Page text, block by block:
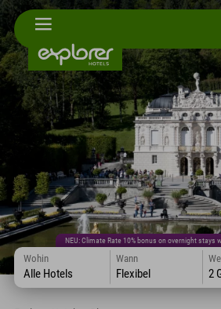
NEU: Climate Rate 10% bonus on overnight stays
Wohin
Alle Hotels
Wann
Flexibel 2